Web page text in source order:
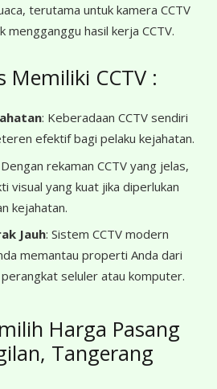
terutama untuk kamera CCTV
mengganggu hasil kerja CCTV.
Memiliki CCTV :
: Keberadaan CCTV sendiri
efektif bagi pelaku kejahatan.
rekaman CCTV yang jelas,
visual yang kuat jika diperlukan
kejahatan.
Jauh: Sistem CCTV modern
memantau properti Anda dari
seluler atau komputer.
Harga Pasang
Tangerang